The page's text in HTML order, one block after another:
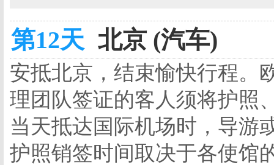
第12天 北京 (汽车)
安抵北京，结束愉快行程。
理团队签证的客人须将护照
当天抵达国际机场时，导游
护照销签时间取决于各使馆